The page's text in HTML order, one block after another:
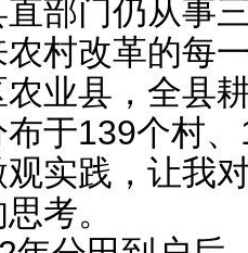
部门仍从事
农村改革的每
农业县，全县
于139个村、
实践，让我
考。